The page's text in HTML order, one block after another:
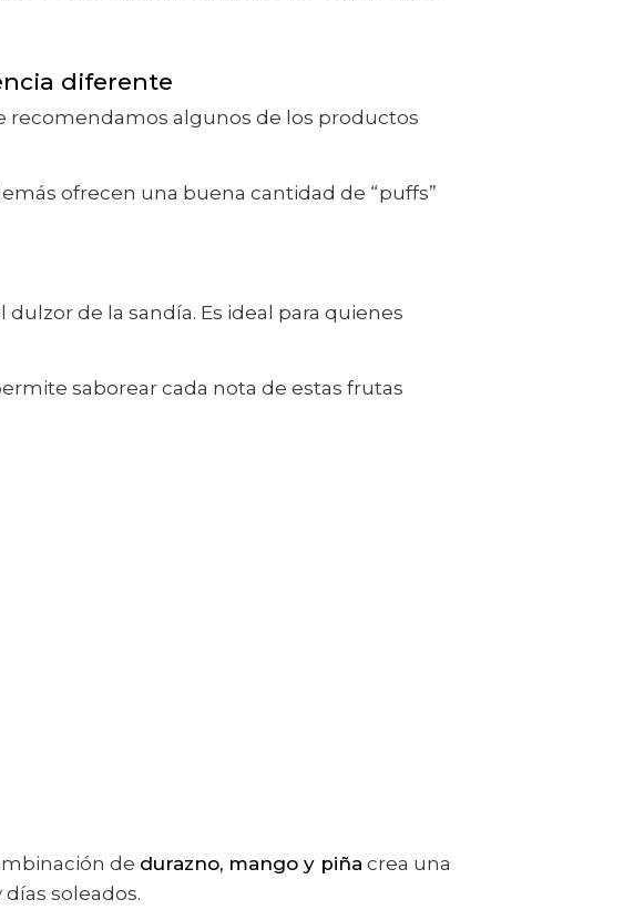
diferente
recomendamos algunos de los productos
ofrecen una buena cantidad de “puffs”
de la sandía. Es ideal para quienes
saborear cada nota de estas frutas
de durazno, mango y piña crea una
soleados.